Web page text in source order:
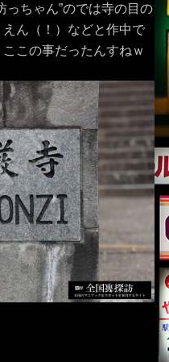
っちゃん”のでは寺の目の
ん（！）などと作中で
この事だったんすねｗ